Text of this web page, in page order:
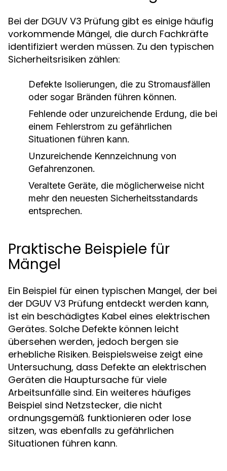
Bei der DGUV V3 Prüfung gibt es einige häufig
vorkommende Mängel, die durch Fachkräfte
identifiziert werden müssen. Zu den typischen
Sicherheitsrisiken zählen:
Defekte Isolierungen, die zu Stromausfällen
oder sogar Bränden führen können.
Fehlende oder unzureichende Erdung, die bei
einem Fehlerstrom zu gefährlichen
Situationen führen kann.
Unzureichende Kennzeichnung von
Gefahrenzonen.
Veraltete Geräte, die möglicherweise nicht
mehr den neuesten Sicherheitsstandards
entsprechen.
Praktische Beispiele für
Mängel
Ein Beispiel für einen typischen Mangel, der bei
der DGUV V3 Prüfung entdeckt werden kann,
ist ein beschädigtes Kabel eines elektrischen
Gerätes. Solche Defekte können leicht
übersehen werden, jedoch bergen sie
erhebliche Risiken. Beispielsweise zeigt eine
Untersuchung, dass Defekte an elektrischen
Geräten die Hauptursache für viele
Arbeitsunfälle sind. Ein weiteres häufiges
Beispiel sind Netzstecker, die nicht
ordnungsgemäß funktionieren oder lose
sitzen, was ebenfalls zu gefährlichen
Situationen führen kann.